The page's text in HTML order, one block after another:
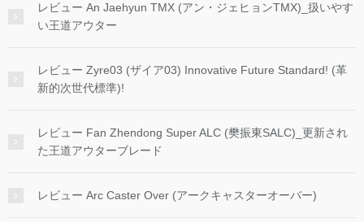
レビュー An Jaehyun TMX (アン・ジェヒョンTMX)_扱いやす
い王道アウター
レビュー Zyre03 (ザイア03) Innovative Future Standard! (革
新的次世代標準)!
レビュー Fan Zhendong Super ALC (樊振東SALC)_更新され
た王道アウターブレード
レビュー Arc Caster Over (アークキャスターオーバー)